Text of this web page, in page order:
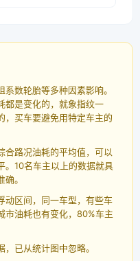
数轮胎等多种因素影响。
都是变化的，就象指纹一
，买车要避免用特定车主的
合路况油耗的平均值，可以
。10名车主以上的数据就具
。
动区间，同一车型，有些车
市油耗也有变化，80%车主
已从统计图中忽略。